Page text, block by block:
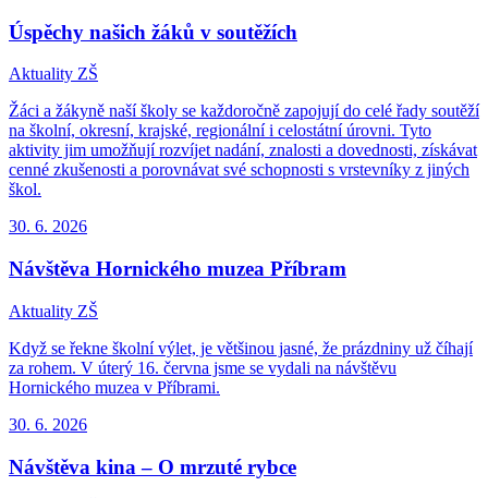
Úspěchy našich žáků v soutěžích
Aktuality ZŠ
Žáci a žákyně naší školy se každoročně zapojují do celé řady soutěží
na školní, okresní, krajské, regionální i celostátní úrovni. Tyto
aktivity jim umožňují rozvíjet nadání, znalosti a dovednosti, získávat
cenné zkušenosti a porovnávat své schopnosti s vrstevníky z jiných
škol.
30. 6. 2026
Návštěva Hornického muzea Příbram
Aktuality ZŠ
Když se řekne školní výlet, je většinou jasné, že prázdniny už číhají
za rohem. V úterý 16. června jsme se vydali na návštěvu
Hornického muzea v Příbrami.
30. 6. 2026
Návštěva kina – O mrzuté rybce